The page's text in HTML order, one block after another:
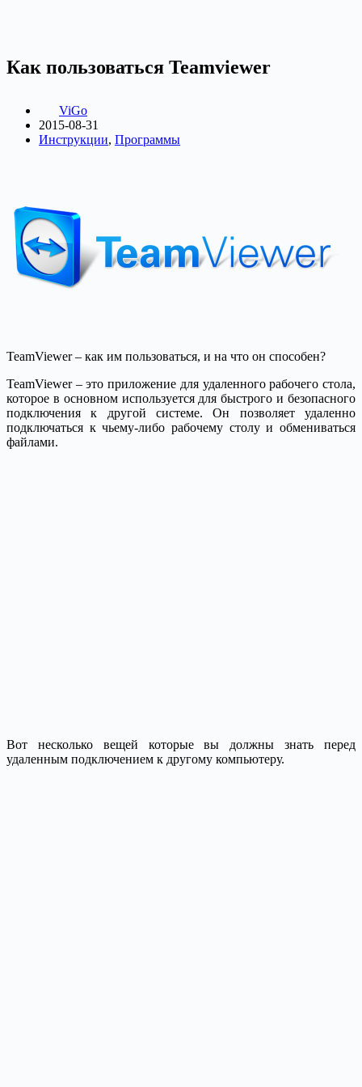
Как пользоваться Teamviewer
ViGo
2015-08-31
Инструкции, Программы
TeamViewer – как им пользоваться, и на что он способен?
TeamViewer – это приложение для удаленного рабочего стола,
которое в основном используется для быстрого и безопасного
подключения к другой системе. Он позволяет удаленно
подключаться к чьему-либо рабочему столу и обмениваться
файлами.
Вот несколько вещей которые вы должны знать перед
удаленным подключением к другому компьютеру.